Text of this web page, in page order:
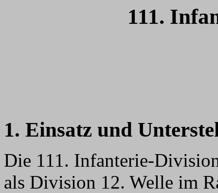
111.
1. Einsatz und
Die 111. Infanterie-
als Division 12. Welle im